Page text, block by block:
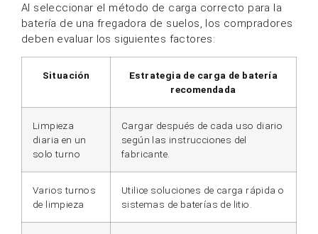
Al seleccionar el método de carga correcto para la
batería de una fregadora de suelos, los compradores
deben evaluar los siguientes factores:
Situación
Estrategia de carga de batería
recomendada
Limpieza
diaria en un
solo turno
Cargar después de cada uso diario
según las instrucciones del
fabricante.
Varios turnos
de limpieza
Utilice soluciones de carga rápida o
sistemas de baterías de litio.